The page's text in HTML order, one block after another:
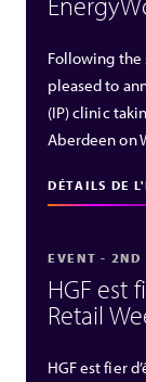
Following the
pleased to
(IP) clinic
Aberdeen on
DÉTAILS DE
EVENT -
HGF est
Retail
HGF est fier